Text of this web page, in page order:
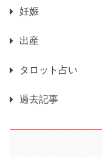
妊娠
出産
タロット占い
過去記事